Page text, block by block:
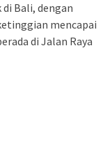
Bali, dengan
mencapai
di Jalan Raya